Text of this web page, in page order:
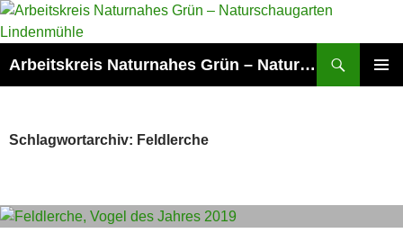
Zum
Inhalt
Arbeitskreis Naturnahes Grün – Naturschaugarten Lindenmühle
Schlagwortarchiv: Feldlerche